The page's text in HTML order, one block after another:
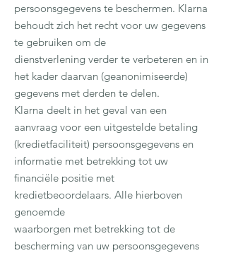
persoonsgegevens te beschermen. Klarna
behoudt zich het recht voor uw gegevens
te gebruiken om de
dienstverlening verder te verbeteren en in
het kader daarvan (geanonimiseerde)
gegevens met derden te delen.
Klarna deelt in het geval van een
aanvraag voor een uitgestelde betaling
(kredietfaciliteit) persoonsgegevens en
informatie met betrekking tot uw
financiële positie met
kredietbeoordelaars. Alle hierboven
genoemde
waarborgen met betrekking tot de
bescherming van uw persoonsgegevens